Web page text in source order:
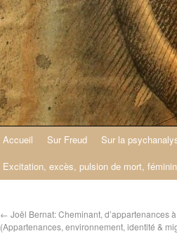
Accueil Sur Freud Sur la
Excitation, excès, pulsion de mort,
← Joël Bernat: Cheminant, d’appartenances
(Appartenances, environnement, identité &